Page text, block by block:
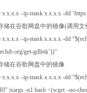
–ip-mask x.x.x.x -dd
储在谷歌网盘中的镜像(调用
–ip-mask x.x.x.x -dd
get-gdlink’))”
储在谷歌网盘中的镜像
–ip-mask x.x.x.x -dd
|xargs -n1 bash <(wget –no-